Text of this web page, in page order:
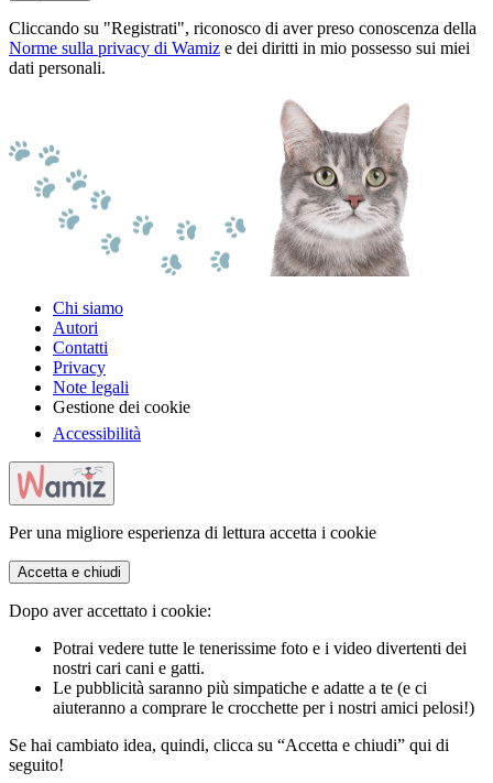
Cliccando su "Registrati", riconosco di aver preso conoscenza della
Norme sulla privacy di Wamiz e dei diritti in mio possesso sui miei
dati personali.
Chi siamo
Autori
Contatti
Privacy
Note legali
Gestione dei cookie
Accessibilità
Per una migliore esperienza di lettura accetta i cookie
Accetta e chiudi
Dopo aver accettato i cookie:
Potrai vedere tutte le tenerissime foto e i video divertenti dei
nostri cari cani e gatti.
Le pubblicità saranno più simpatiche e adatte a te (e ci
aiuteranno a comprare le crocchette per i nostri amici pelosi!)
Se hai cambiato idea, quindi, clicca su “Accetta e chiudi” qui di
seguito!